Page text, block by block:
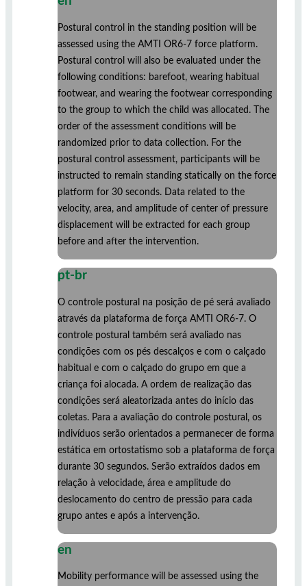
Postural control in the standing position will be
assessed using the AMTI OR6-7 force platform.
Postural control will also be evaluated under the
following conditions: barefoot, wearing habitual
footwear, and wearing the footwear corresponding
to the group to which the child was allocated. The
order of the assessment conditions will be
randomized prior to data collection. For the
postural control assessment, participants will be
instructed to remain standing statically on the force
platform for 30 seconds. Data related to the
velocity, area, and amplitude of center of pressure
displacement will be extracted for each group
before and after the intervention.
pt-br
O controle postural na posição de pé será avaliado
através da plataforma de força AMTI OR6-7. O
controle postural também será avaliado nas
condições com os pés descalços e com o calçado
habitual e com o calçado do grupo em que a
criança foi alocada. A ordem de realização das
condições será aleatorizada antes do início das
coletas. Para a avaliação do controle postural, os
indivíduos serão orientados a permanecer de forma
estática em ortostatismo sob a plataforma de força
durante 30 segundos. Serão extraídos dados em
relação à velocidade, área e amplitude do
deslocamento do centro de pressão para cada
grupo antes e após a intervenção.
en
Mobility performance will be assessed using the